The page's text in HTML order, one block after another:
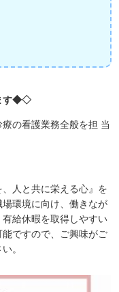
す◆◇
の看護業務全般を担 当
人と共に栄える心』を
環境に向け、働きなが
給休暇を取得しやすい
ですので、ご興味がご
。